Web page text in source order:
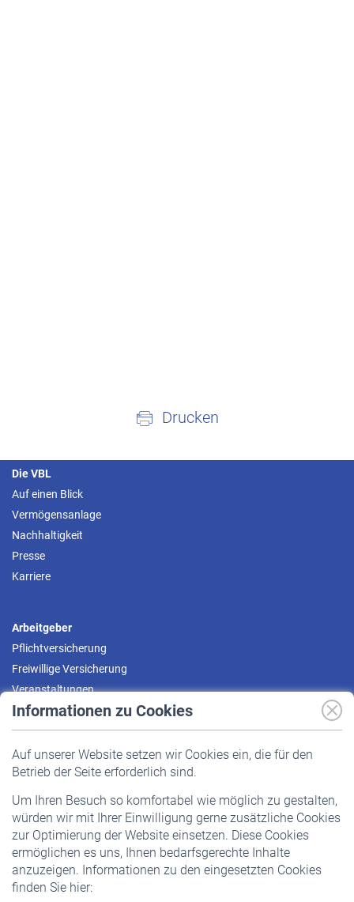
Informationen zu Cookies
Auf unserer Website setzen wir Cookies ein, die für den
Betrieb der Seite erforderlich sind.
Um Ihren Besuch so komfortabel wie möglich zu gestalten,
würden wir mit Ihrer Einwilligung gerne zusätzliche Cookies
zur Optimierung der Website einsetzen. Diese Cookies
ermöglichen es uns, Ihnen bedarfsgerechte Inhalte
anzuzeigen. Informationen zu den eingesetzten Cookies
finden Sie hier:
Drucken
Die VBL
Auf einen Blick
Vermögensanlage
Nachhaltigkeit
Presse
Karriere
Arbeitgeber
Pflichtversicherung
Freiwillige Versicherung
Veranstaltungen
Pflichtversicherung
Staatliche Förderung
Veranstaltungen
Rentner
Rentenbeginn